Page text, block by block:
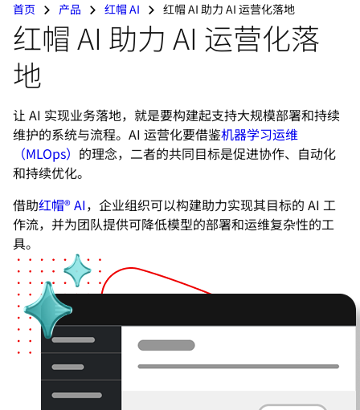
首页 产品 红帽 AI 红帽 AI 助力 AI 运营化落地
红帽 AI 助力 AI 运营化落
地
让 AI 实现业务落地，就是要构建起支持大规模部署和持续
维护的系统与流程。AI 运营化要借鉴机器学习运维
（MLOps） 的理念，二者的共同目标是促进协作、自动化
和持续优化。
借助红帽® AI，企业组织可以构建助力实现其目标的 AI 工
作流，并为团队提供可降低模型的部署和运维复杂性的工
具。